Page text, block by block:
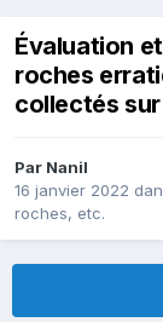
Évaluation
roches
collectés
Par Nanil
16 janvier 2022
roches, etc.